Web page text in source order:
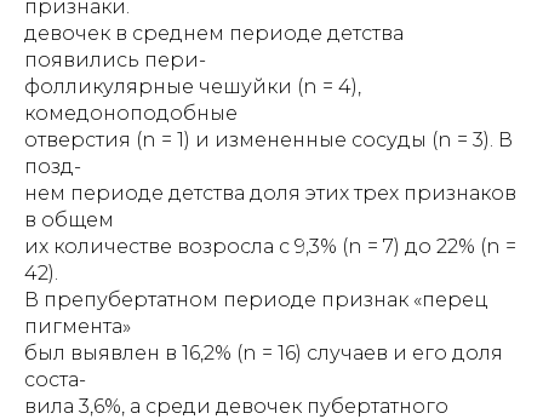
признаки.
девочек в среднем периоде детства
появились пери-
фолликулярные чешуйки (n = 4),
комедоноподобные
отверстия (n = 1) и измененные сосуды (n = 3). В
позд-
нем периоде детства доля этих трех признаков
в общем
их количестве возросла с 9,3% (n = 7) до 22% (n =
42).
В препубертатном периоде признак «перец
пигмента»
был выявлен в 16,2% (n = 16) случаев и его доля
соста-
вила 3,6%, а среди девочек пубертатного